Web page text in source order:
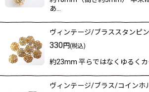
あ…
ヴィンテージ/ブラススタンピ
330円(税込)
約23mm 平らではなくゆるく
ヴィンテージ/ブラス/コイン